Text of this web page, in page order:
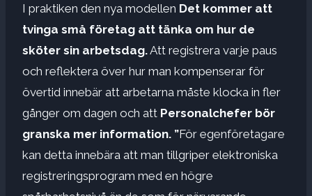
I praktiken den nya modellen Det kommer att
tvinga små företag att tänka om hur de
sköter sin arbetsdag.Att registrera varje paus
och reflektera över hur man kompenserar för
övertid innebär att arbetarna måste klocka in fler
gånger om dagen och att Personalchefer bör
granska mer information. ”För egenföretagare
kan detta innebära att man tillgriper elektroniska
registreringsprogram med en högre